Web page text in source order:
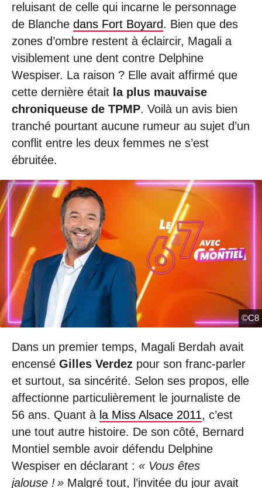
reluisant de celle qui incarne le personnage
de Blanche dans Fort Boyard. Bien que des
zones d’ombre restent à éclaircir, Magali a
visiblement une dent contre Delphine
Wespiser. La raison ? Elle avait affirmé que
cette dernière était la plus mauvaise
chroniqueuse de TPMP. Voilà un avis bien
tranché pourtant aucune rumeur au sujet d’un
conflit entre les deux femmes ne s’est
ébruitée.
©C8
Dans un premier temps, Magali Berdah avait
encensé Gilles Verdez pour son franc-parler
et surtout, sa sincérité. Selon ses propos, elle
affectionne particulièrement le journaliste de
56 ans. Quant à la Miss Alsace 2011, c’est
une tout autre histoire. De son côté, Bernard
Montiel semble avoir défendu Delphine
Wespiser en déclarant : « Vous êtes
jalouse ! » Malgré tout, l’invitée du jour avait